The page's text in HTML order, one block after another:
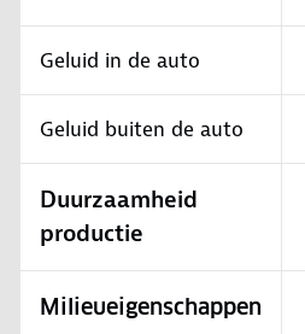
Geluid in de auto
Geluid buiten de auto
Duurzaamheid
productie
Milieueigenschappen